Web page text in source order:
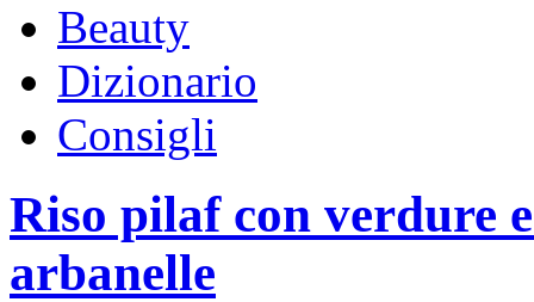
Beauty
Dizionario
Consigli
Riso pilaf con verdure
arbanelle